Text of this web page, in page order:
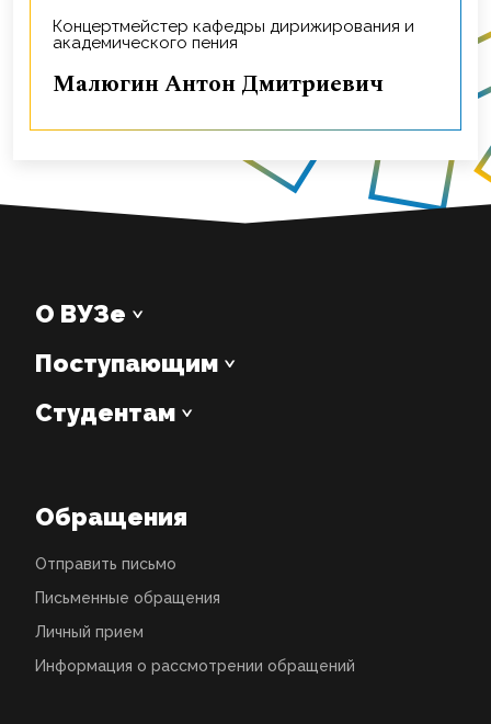
Концертмейстер кафедры дирижирования и
академического пения
Малюгин Антон Дмитриевич
О ВУЗе
Поступающим
Студентам
Обращения
Отправить письмо
Письменные обращения
Личный прием
Информация о рассмотрении обращений